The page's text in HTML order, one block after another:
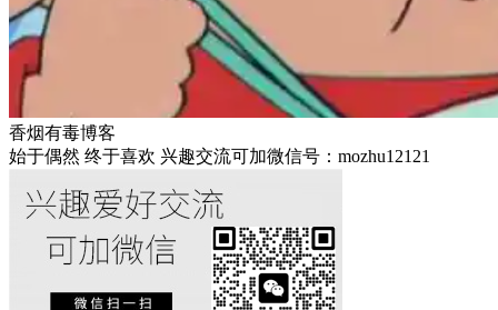
香烟有毒博客
始于偶然 终于喜欢 兴趣交流可加微信号：mozhu12121